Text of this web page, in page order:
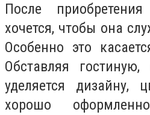
После
хочется, чтобы она
Особенно это
Обставляя
уделяется
хорошо